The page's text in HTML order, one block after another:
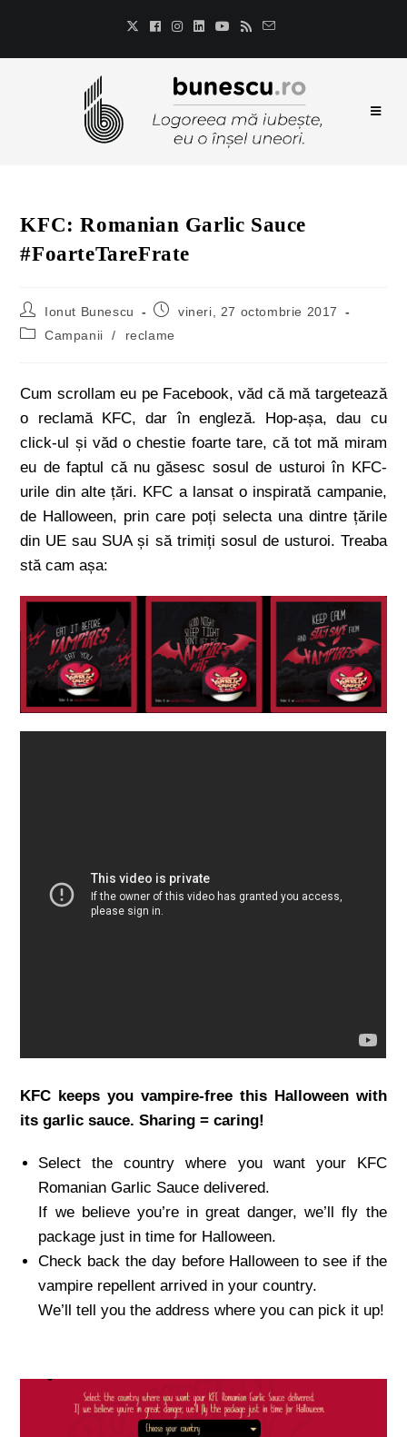
KFC: Romanian Garlic Sauce
#FoarteTareFrate
Ionut Bunescu
vineri, 27 octombrie 2017
Campanii
/ reclame
Cum scrollam eu pe Facebook, văd că mă targetează
o reclamă KFC, dar în engleză. Hop-așa, dau cu
click-ul și văd o chestie foarte tare, că tot mă miram
eu de faptul că nu găsesc sosul de usturoi în KFC-
urile din alte țări. KFC a lansat o inspirată campanie,
de Halloween, prin care poți selecta una dintre țările
din UE sau SUA și să trimiți sosul de usturoi. Treaba
stă cam așa:
KFC keeps you vampire-free this Halloween with
its garlic sauce. Sharing = caring!
Select the country where you want your KFC
Romanian Garlic Sauce delivered.
If we believe you’re in great danger, we’ll fly the
package just in time for Halloween.
Check back the day before Halloween to see if the
vampire repellent arrived in your country.
We’ll tell you the address where you can pick it up!